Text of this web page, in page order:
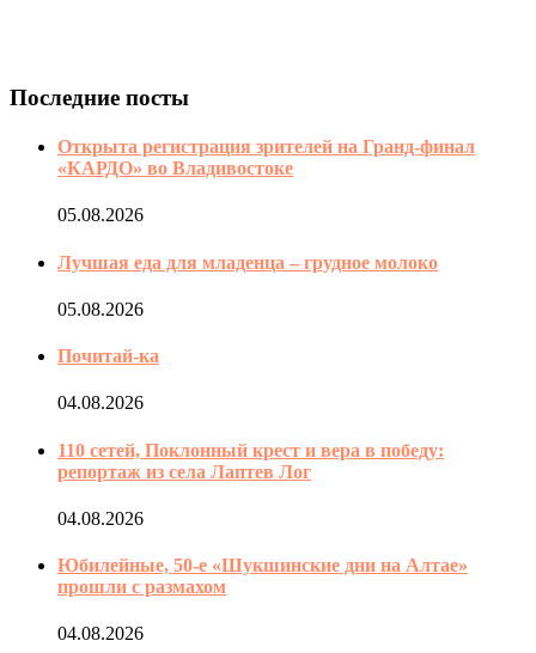
Последние посты
Открыта регистрация зрителей на Гранд-финал
«КАРДО» во Владивостоке
05.08.2026
Лучшая еда для младенца – грудное молоко
05.08.2026
Почитай-ка
04.08.2026
110 сетей, Поклонный крест и вера в победу:
репортаж из села Лаптев Лог
04.08.2026
Юбилейные, 50-е «Шукшинские дни на Алтае»
прошли с размахом
04.08.2026